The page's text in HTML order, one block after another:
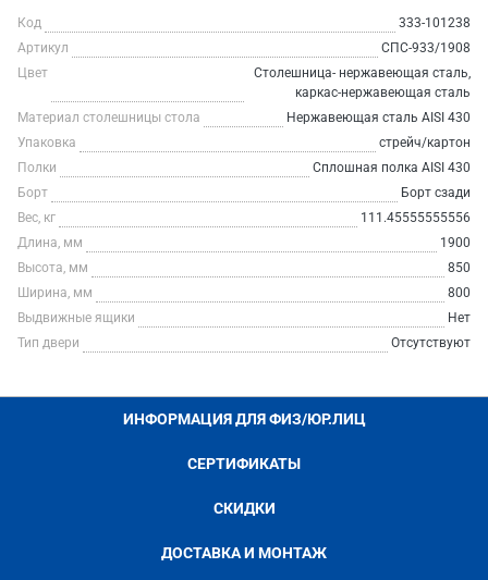
Код
333-101238
Артикул
СПС-933/1908
Цвет
Столешница- нержавеющая сталь,
каркас-нержавеющая сталь
Материал столешницы стола
Нержавеющая сталь AISI 430
Упаковка
стрейч/картон
Полки
Сплошная полка AISI 430
Борт
Борт сзади
Вес, кг
111.45555555556
Длина, мм
1900
Высота, мм
850
Ширина, мм
800
Выдвижные ящики
Нет
Тип двери
Отсутствуют
ИНФОРМАЦИЯ ДЛЯ ФИЗ/ЮР.ЛИЦ
СЕРТИФИКАТЫ
СКИДКИ
ДОСТАВКА И МОНТАЖ